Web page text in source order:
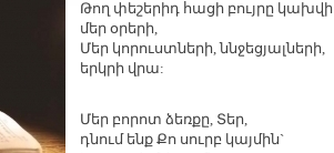
Թող փեշերիդ հացի բույրը կախվի
մեր օրերի,
Մեր կորուստների, ննջեցյալների,
երկրի վրա:
Մեր բորոտ ձեռքը, Տեր,
դնում ենք Քո սուրբ կայմին`